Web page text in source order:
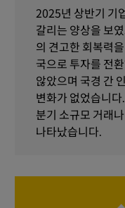
2025년 상반기 기
갈리는 양상을 보
의 견고한 회복력
국으로 투자를 전
않았으며 국경 간
변화가 없었습니
분기 소규모 거래
나타났습니다.